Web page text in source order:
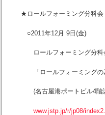
★ロールフォーミング分科会
○2011年12月 9日(金)
ロールフォーミング分科
「ロールフォーミングの基
(名古屋港ポートビル4階
www.jstp.jp/r/jp08/